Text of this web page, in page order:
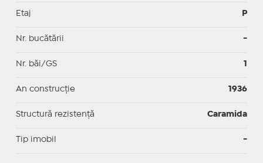
Etaj P
Nr. bucătării -
Nr. băi/GS 1
An construcție 1936
Structură rezistență Caramida
Tip imobil -